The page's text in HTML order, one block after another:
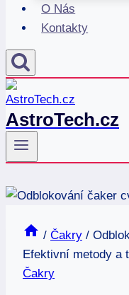
O Nás
Kontakty
AstroTech.cz
/ Čakry /
Efektivní metody a
Čakry